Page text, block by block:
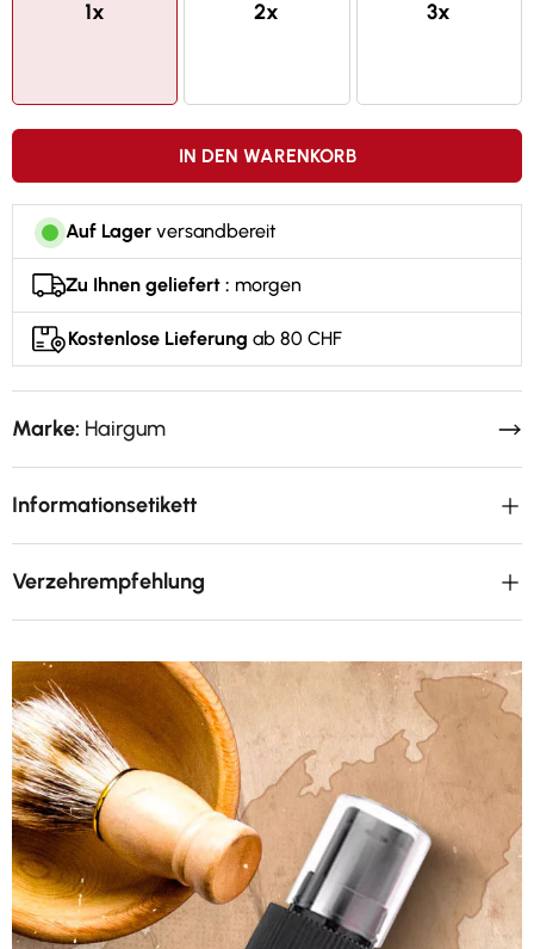
1x 2x 3x
IN DEN WARENKORB
Auf Lager versandbereit
Zu Ihnen geliefert : morgen
Kostenlose Lieferung ab 80 CHF
Marke: Hairgum
Informationsetikett
Verzehrempfehlung